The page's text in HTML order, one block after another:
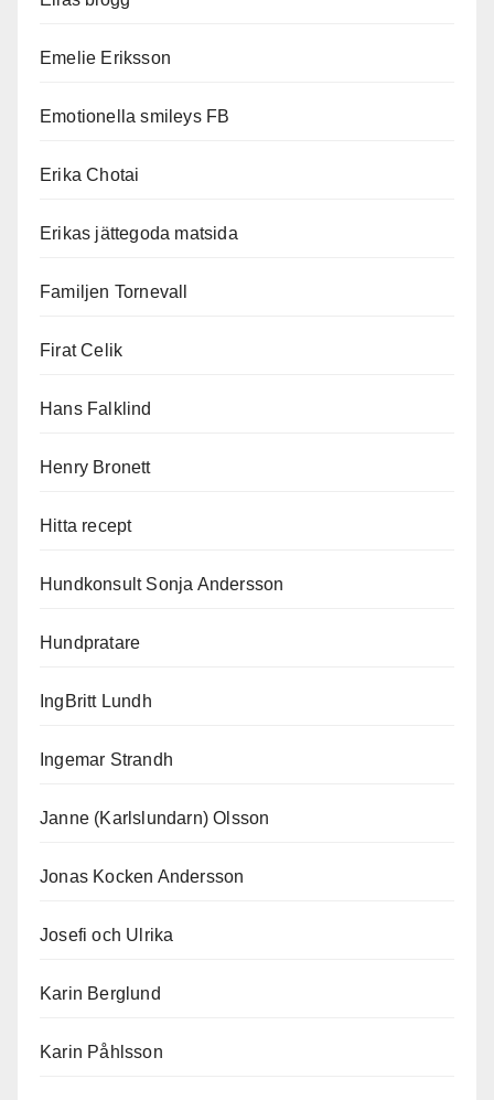
Emelie Eriksson
Emotionella smileys FB
Erika Chotai
Erikas jättegoda matsida
Familjen Tornevall
Firat Celik
Hans Falklind
Henry Bronett
Hitta recept
Hundkonsult Sonja Andersson
Hundpratare
IngBritt Lundh
Ingemar Strandh
Janne (Karlslundarn) Olsson
Jonas Kocken Andersson
Josefi och Ulrika
Karin Berglund
Karin Påhlsson